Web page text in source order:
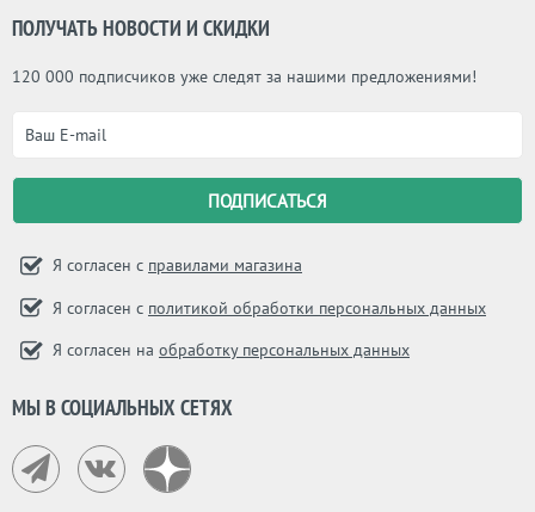
ПОЛУЧАТЬ НОВОСТИ И СКИДКИ
120 000 подписчиков уже следят за нашими предложениями!
Я согласен с правилами магазина
Я согласен с политикой обработки персональных данных
Я согласен на обработку персональных данных
МЫ В СОЦИАЛЬНЫХ СЕТЯХ